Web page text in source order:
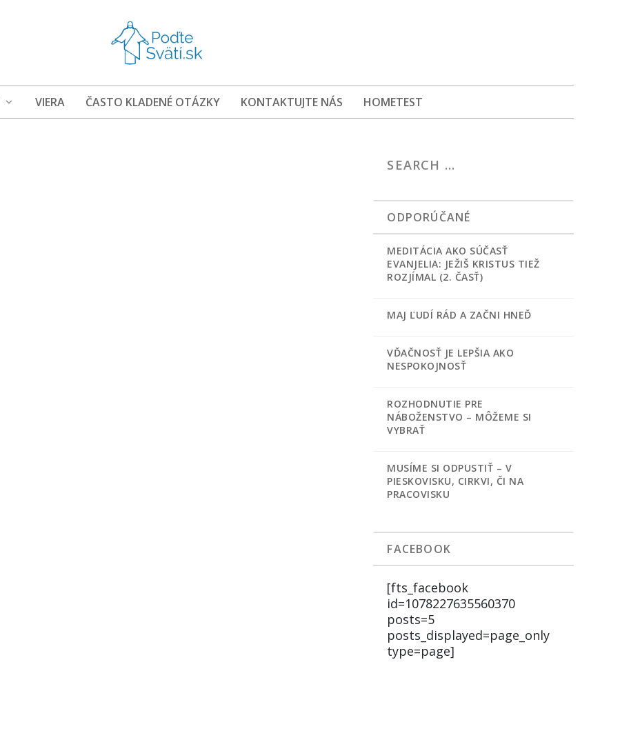
VIERA ČASTO KLADENÉ OTÁZKY KONTAKTUJTE NÁS HOMETEST
ODPORÚČANÉ
MEDITÁCIA AKO SÚČASŤ
EVANJELIA: JEŽIŠ KRISTUS TIEŽ
ROZJÍMAL (2. ČASŤ)
MAJ ĽUDÍ RÁD A ZAČNI HNEĎ
VĎAČNOSŤ JE LEPŠIA AKO
NESPOKOJNOSŤ
ROZHODNUTIE PRE
NÁBOŽENSTVO – MÔŽEME SI
VYBRAŤ
MUSÍME SI ODPUSTIŤ – V
PIESKOVISKU, CIRKVI, ČI NA
PRACOVISKU
FACEBOOK
[fts_facebook
id=1078227635560370
posts=5
posts_displayed=page_only
type=page]